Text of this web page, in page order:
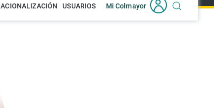
USUARIOS Mi Colmayor